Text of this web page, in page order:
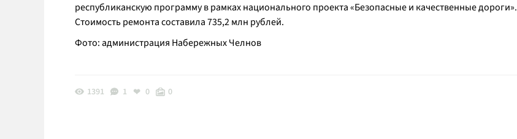
республиканскую программу в рамках национального проекта «Безопасные и качественные дороги».
Стоимость ремонта составила 735,2 млн рублей.
Фото: администрация Набережных Челнов
1391 1 0 0